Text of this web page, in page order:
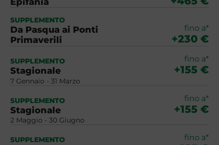
SUPPLEMENTO
Da Pasqua ai Ponti
Primaverili
fino a*
+230 €
SUPPLEMENTO
Stagionale
7 Gennaio - 31 Marzo
fino a*
+155 €
SUPPLEMENTO
Stagionale
2 Maggio - 30 Giugno
fino a*
+155 €
SUPPLEMENTO fino a*